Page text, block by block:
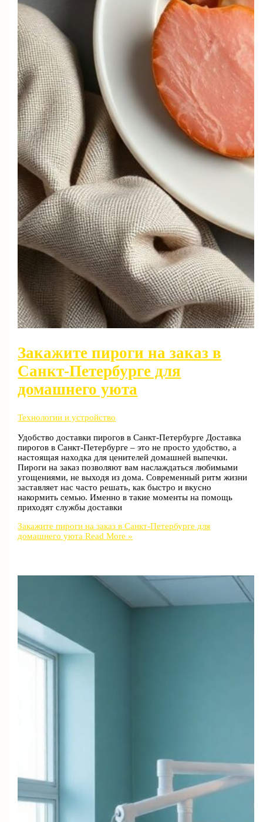
Закажите пироги на заказ в
Санкт-Петербурге для
домашнего уюта
Технологии и устройство
Удобство доставки пирогов в Санкт-Петербурге Доставка
пирогов в Санкт-Петербурге – это не просто удобство, а
настоящая находка для ценителей домашней выпечки.
Пироги на заказ позволяют вам наслаждаться любимыми
угощениями, не выходя из дома. Современный ритм жизни
заставляет нас часто решать, как быстро и вкусно
накормить семью. Именно в такие моменты на помощь
приходят службы доставки
Закажите пироги на заказ в Санкт-Петербурге для
домашнего уюта Read More »